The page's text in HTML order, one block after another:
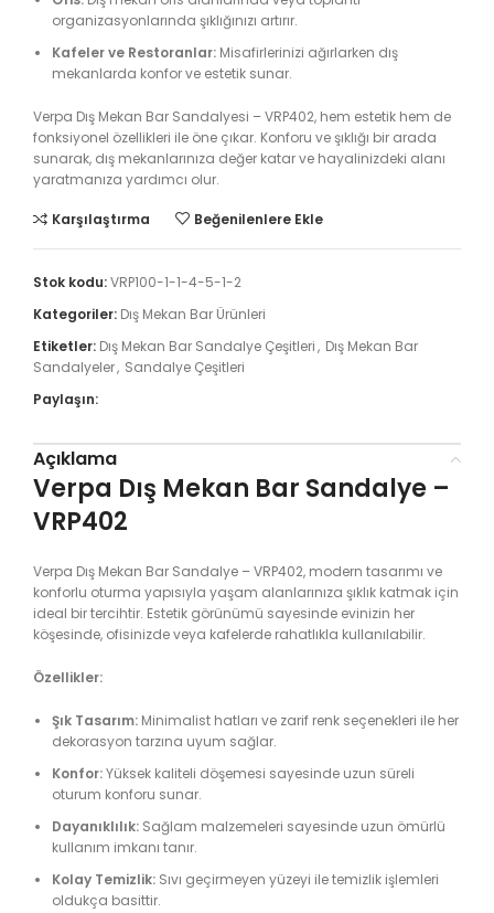
organizasyonlarında şıklığınızı artırır.
Kafeler ve Restoranlar: Misafirlerinizi ağırlarken dış
mekanlarda konfor ve estetik sunar.
Verpa Dış Mekan Bar Sandalyesi – VRP402, hem estetik hem de
fonksiyonel özellikleri ile öne çıkar. Konforu ve şıklığı bir arada
sunarak, dış mekanlarınıza değer katar ve hayalinizdeki alanı
yaratmanıza yardımcı olur.
Karşılaştırma Beğenilenlere Ekle
Stok kodu:VRP100-1-1-4-5-1-2
Kategoriler: Dış Mekan Bar Ürünleri
Etiketler: Dış Mekan Bar Sandalye Çeşitleri, Dış Mekan Bar
Sandalyeler, Sandalye Çeşitleri
Paylaşın:
Açıklama
Verpa Dış Mekan Bar Sandalye –
VRP402
Verpa Dış Mekan Bar Sandalye – VRP402, modern tasarımı ve
konforlu oturma yapısıyla yaşam alanlarınıza şıklık katmak için
ideal bir tercihtir. Estetik görünümü sayesinde evinizin her
köşesinde, ofisinizde veya kafelerde rahatlıkla kullanılabilir.
Özellikler:
Şık Tasarım: Minimalist hatları ve zarif renk seçenekleri ile her
dekorasyon tarzına uyum sağlar.
Konfor:Yüksek kaliteli döşemesi sayesinde uzun süreli
oturum konforu sunar.
Dayanıklılık: Sağlam malzemeleri sayesinde uzun ömürlü
kullanım imkanı tanır.
Kolay Temizlik: Sıvı geçirmeyen yüzeyi ile temizlik işlemleri
oldukça basittir.